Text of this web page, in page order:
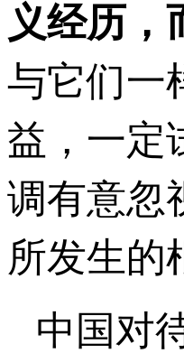
义经历，
与它们一
益，一定
调有意忽
所发生的
中国对